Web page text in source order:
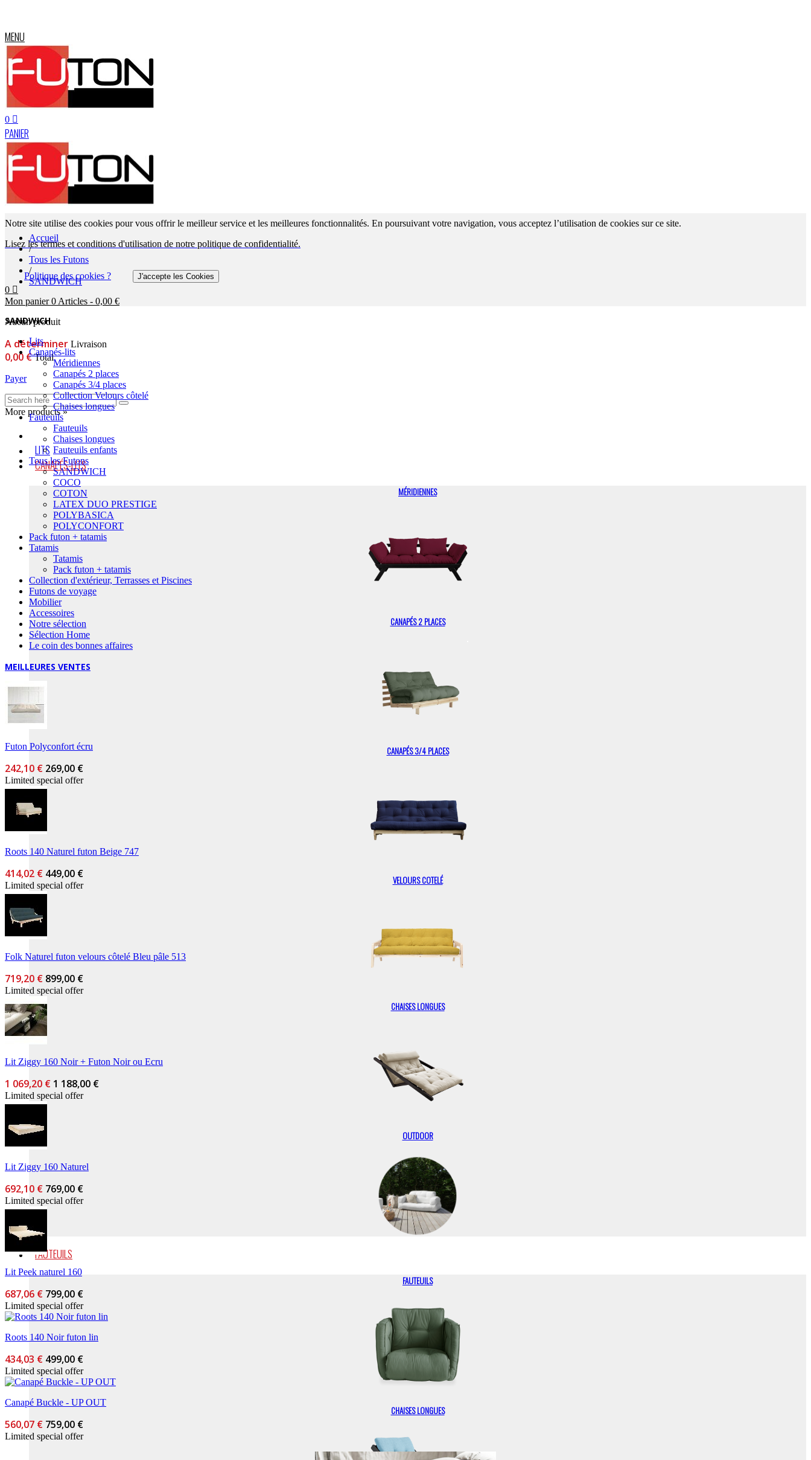
MENU
0
PANIER
Notre site utilise des cookies pour vous offrir le meilleur service et les meilleures fonctionnalités. En poursuivant votre navigation, vous acceptez l’utilisation de cookies sur ce site.
Lisez les termes et conditions d'utilisation de notre politique de confidentialité.
Politique des cookies ? J'accepte les Cookies
0
Mon panier 0 Articles - 0,00 €
Aucun produit
A déterminer Livraison
0,00 € Total
Payer
More products »
LITS
CANAPÉS-LITS
MÉRIDIENNES
CANAPÉS 2 PLACES
CANAPÉS 3/4 PLACES
VELOURS COTELÉ
CHAISES LONGUES
OUTDOOR
FAUTEUILS
FAUTEUILS
CHAISES LONGUES
Accueil
/
Tous les Futons
/
SANDWICH
SANDWICH
Lits
Canapés-lits
Méridiennes
Canapés 2 places
Canapés 3/4 places
Collection Velours côtelé
Chaises longues
Fauteuils
Fauteuils
Chaises longues
Fauteuils enfants
Tous les Futons
SANDWICH
COCO
COTON
LATEX DUO PRESTIGE
POLYBASICA
POLYCONFORT
Pack futon + tatamis
Tatamis
Tatamis
Pack futon + tatamis
Collection d'extérieur, Terrasses et Piscines
Futons de voyage
Mobilier
Accessoires
Notre sélection
Sélection Home
Le coin des bonnes affaires
MEILLEURES VENTES
Futon Polyconfort écru
242,10 € 269,00 €
Limited special offer
Roots 140 Naturel futon Beige 747
414,02 € 449,00 €
Limited special offer
Folk Naturel futon velours côtelé Bleu pâle 513
719,20 € 899,00 €
Limited special offer
Lit Ziggy 160 Noir + Futon Noir ou Ecru
1 069,20 € 1 188,00 €
Limited special offer
Lit Ziggy 160 Naturel
692,10 € 769,00 €
Limited special offer
Lit Peek naturel 160
687,06 € 799,00 €
Limited special offer
Roots 140 Noir futon lin
434,03 € 499,00 €
Limited special offer
Canapé Buckle - UP OUT
560,07 € 759,00 €
Limited special offer